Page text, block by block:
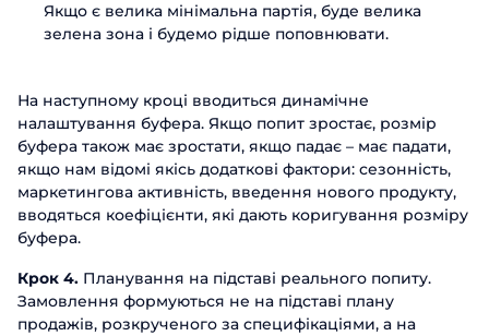
Якщо є велика мінімальна партія, буде велика
зелена зона і будемо рідше поповнювати.
На наступному кроці вводиться динамічне
налаштування буфера. Якщо попит зростає, розмір
буфера також має зростати, якщо падає – має падати,
якщо нам відомі якісь додаткові фактори: сезонність,
маркетингова активність, введення нового продукту,
вводяться коефіцієнти, які дають коригування розміру
буфера.
Крок 4. Планування на підставі реального попиту.
Замовлення формуються не на підставі плану
продажів, розкрученого за специфікаціями, а на